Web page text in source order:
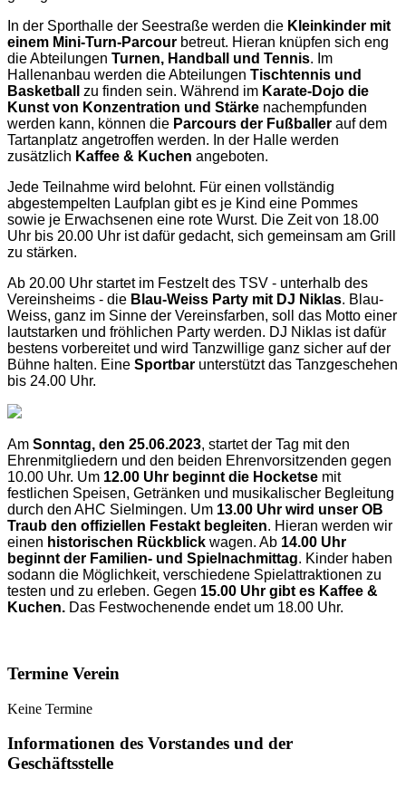
In der Sporthalle der Seestraße werden die Kleinkinder mit
einem Mini-Turn-Parcour betreut. Hieran knüpfen sich eng
die Abteilungen Turnen, Handball und Tennis. Im
Hallenanbau werden die Abteilungen Tischtennis und
Basketball
zu finden sein. Während im Karate-Dojo die
Kunst von Konzentration und Stärke nachempfunden
werden kann, können die Parcours der Fußballer auf dem
Tartanplatz angetroffen werden. In der Halle werden
zusätzlich Kaffee & Kuchen angeboten.
Jede Teilnahme wird belohnt. Für einen vollständig
abgestempelten Laufplan gibt es je Kind eine Pommes
sowie je Erwachsenen eine rote Wurst. Die Zeit von 18.00
Uhr bis 20.00 Uhr ist dafür gedacht, sich gemeinsam am Grill
zu stärken.
Ab 20.00 Uhr startet im Festzelt des TSV - unterhalb des
Vereinsheims - die Blau-Weiss Party mit DJ Niklas. Blau-
Weiss, ganz im Sinne der Vereinsfarben, soll das Motto einer
lautstarken und fröhlichen Party werden. DJ Niklas ist dafür
bestens vorbereitet und wird Tanzwillige ganz sicher auf der
Bühne halten. Eine Sportbar unterstützt das Tanzgeschehen
bis 24.00 Uhr.
Am Sonntag, den 25.06.2023, startet der Tag mit den
Ehrenmitgliedern und den beiden Ehrenvorsitzenden gegen
10.00 Uhr. Um 12.00 Uhr beginnt die Hocketse mit
festlichen Speisen, Getränken und musikalischer Begleitung
durch den AHC Sielmingen. Um 13.00 Uhr wird unser OB
Traub den offiziellen Festakt begleiten. Hieran werden wir
einen historischen Rückblick wagen. Ab 14.00 Uhr
beginnt der Familien- und Spielnachmittag. Kinder haben
sodann die Möglichkeit, verschiedene Spielattraktionen zu
testen und zu erleben. Gegen 15.00 Uhr gibt es Kaffee &
Kuchen. Das Festwochenende endet um 18.00 Uhr.
Termine Verein
Keine Termine
Informationen des Vorstandes und der
Geschäftsstelle